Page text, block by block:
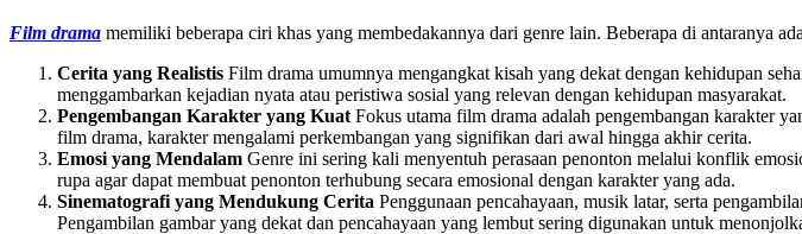
Film drama memiliki beberapa ciri khas yang membedakannya dari genre lain. Beberapa di antaranya
Cerita yang Realistis Film drama umumnya mengangkat kisah yang dekat dengan kehidupan
menggambarkan kejadian nyata atau peristiwa sosial yang relevan dengan kehidupan masyarakat.
Pengembangan Karakter yang Kuat Fokus utama film drama adalah pengembangan karakter
film drama, karakter mengalami perkembangan yang signifikan dari awal hingga akhir cerita.
Emosi yang Mendalam Genre ini sering kali menyentuh perasaan penonton melalui konflik
rupa agar dapat membuat penonton terhubung secara emosional dengan karakter yang ada.
Sinematografi yang Mendukung Cerita Penggunaan pencahayaan, musik latar, serta
Pengambilan gambar yang dekat dan pencahayaan yang lembut sering digunakan untuk